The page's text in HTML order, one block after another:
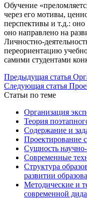
Обучение
через его мотивы,
перспективы и т.д.:
оно направлено на
Личностно-
переориентацию
самими студентами
Предыдущая статья
Следующая статья
Статьи по теме
Организация
Теория
Содержание и
Проектирование
Сущность научно-
Современные
Структура
развитии
Методические и
современной